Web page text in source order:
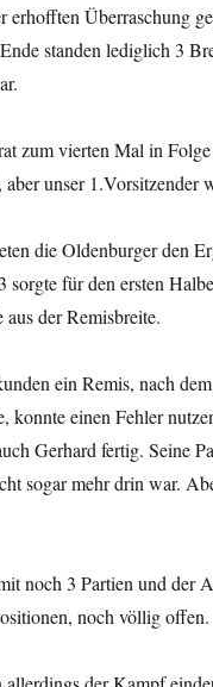
erhofften Überraschung
standen lediglich 3
zum vierten Mal in
unser 1.Vorsitzender
die Oldenburger den
für den ersten
der Remisbreite.
ein Remis, nach
konnte einen Fehler
Gerhard fertig. Seine
sogar mehr drin war.
noch 3 Partien und der
noch völlig offen.